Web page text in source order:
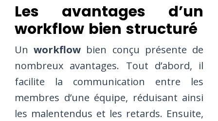
Les avantages d’un
workflow bien structuré
Unworkflow bien conçu présente de
nombreux avantages. Tout d’abord, il
facilite la communication entre les
membres d’une équipe, réduisant ainsi
les malentendus et les retards. Ensuite,